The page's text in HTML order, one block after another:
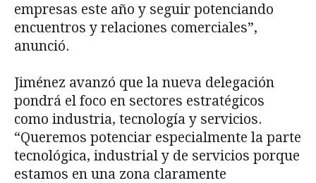
empresas este año y seguir potenciando
encuentros y relaciones comerciales”,
anunció.
Jiménez avanzó que la nueva delegación
pondrá el foco en sectores estratégicos
como industria, tecnología y servicios.
“Queremos potenciar especialmente la parte
tecnológica, industrial y de servicios porque
estamos en una zona claramente